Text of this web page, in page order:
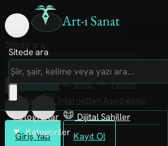
Art-ı Sanat
Giriş Yap Kayıt Ol
Sitede ara
Art-ı Sosyal
İmece
Kütüphane
Blog
Fanzin
Rafları
Fotoğraflar
Dijital Sahiller
Kategoriler